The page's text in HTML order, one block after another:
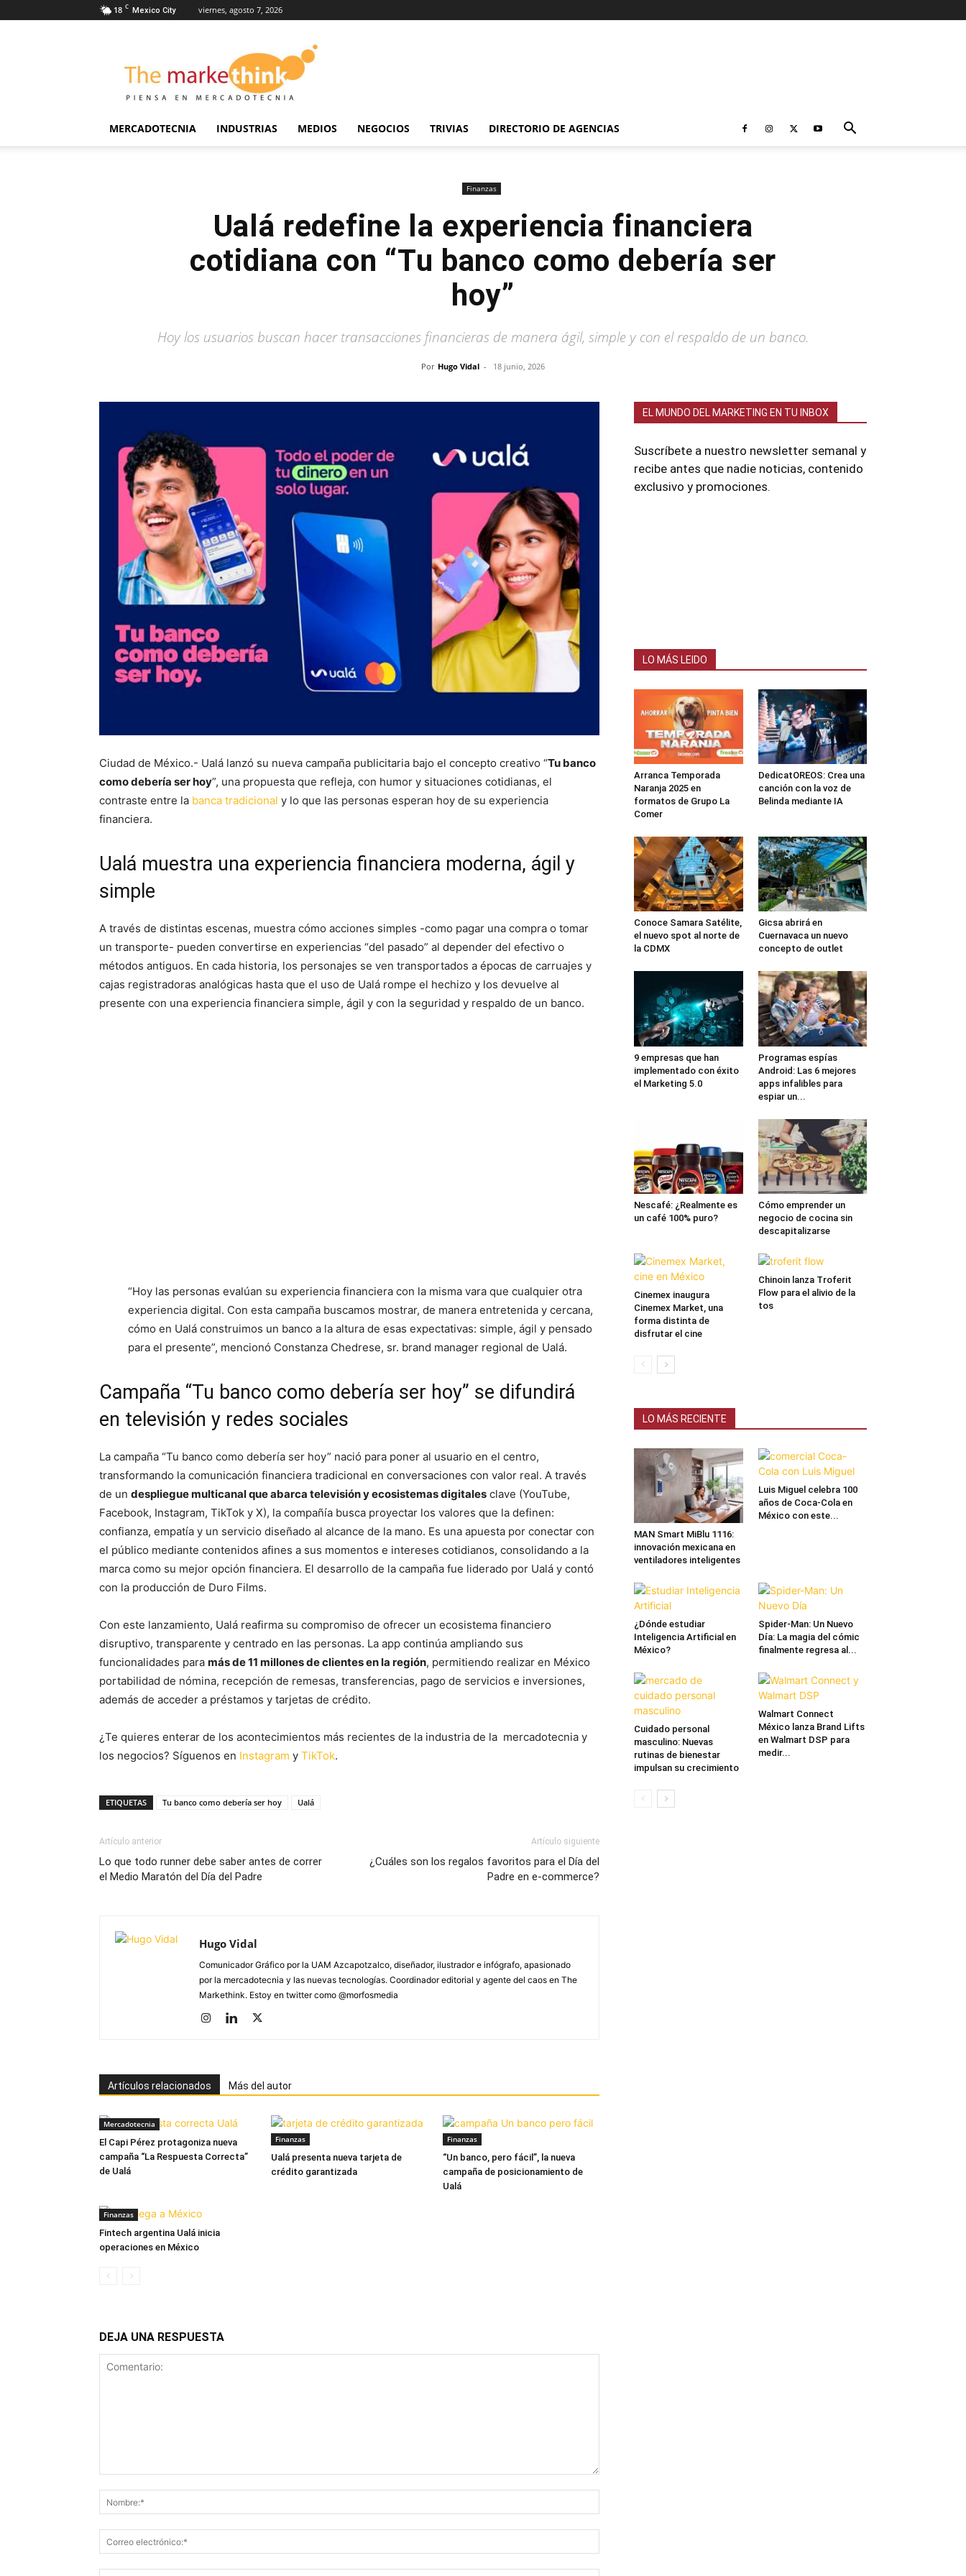
18 C Mexico City viernes, agosto 7, 2026
Markethink
MERCADOTECNIA INDUSTRIAS MEDIOS NEGOCIOS TRIVIAS DIRECTORIO DE AGENCIAS
Finanzas
Ualá redefine la experiencia financiera
cotidiana con “Tu banco como debería ser
hoy”
Hoy los usuarios buscan hacer transacciones financieras de manera ágil, simple y con el respaldo de un banco.
Por Hugo Vidal - 18 junio, 2026
Ciudad de México.- Ualá lanzó su nueva campaña publicitaria bajo el concepto creativo “Tu banco
como debería ser hoy”, una propuesta que refleja, con humor y situaciones cotidianas, el
contraste entre la banca tradicional y lo que las personas esperan hoy de su experiencia
financiera.
Ualá muestra una experiencia financiera moderna, ágil y
simple
A través de distintas escenas, muestra cómo acciones simples -como pagar una compra o tomar
un transporte- pueden convertirse en experiencias “del pasado” al depender del efectivo o
métodos antiguos. En cada historia, los personajes se ven transportados a épocas de carruajes y
cajas registradoras analógicas hasta que el uso de Ualá rompe el hechizo y los devuelve al
presente con una experiencia financiera simple, ágil y con la seguridad y respaldo de un banco.
“Hoy las personas evalúan su experiencia financiera con la misma vara que cualquier otra
experiencia digital. Con esta campaña buscamos mostrar, de manera entretenida y cercana,
cómo en Ualá construimos un banco a la altura de esas expectativas: simple, ágil y pensado
para el presente”, mencionó Constanza Chedrese, sr. brand manager regional de Ualá.
Campaña “Tu banco como debería ser hoy” se difundirá
en televisión y redes sociales
La campaña “Tu banco como debería ser hoy” nació para poner al usuario en el centro,
transformando la comunicación financiera tradicional en conversaciones con valor real. A través
de un despliegue multicanal que abarca televisión y ecosistemas digitales clave (YouTube,
Facebook, Instagram, TikTok y X), la compañía busca proyectar los valores que la definen:
confianza, empatía y un servicio diseñado al alcance de la mano. Es una apuesta por conectar con
el público mediante contenidos afines a sus momentos e intereses cotidianos, consolidando a la
marca como su mejor opción financiera. El desarrollo de la campaña fue liderado por Ualá y contó
con la producción de Duro Films.
Con este lanzamiento, Ualá reafirma su compromiso de ofrecer un ecosistema financiero
disruptivo, transparente y centrado en las personas. La app continúa ampliando sus
funcionalidades para más de 11 millones de clientes en la región, permitiendo realizar en México
portabilidad de nómina, recepción de remesas, transferencias, pago de servicios e inversiones,
además de acceder a préstamos y tarjetas de crédito.
¿Te quieres enterar de los acontecimientos más recientes de la industria de la mercadotecnia y
los negocios? Síguenos en Instagram y TikTok.
ETIQUETAS Tu banco como debería ser hoy Ualá
Artículo anterior
Lo que todo runner debe saber antes de correr
el Medio Maratón del Día del Padre
Artículo siguiente
¿Cuáles son los regalos favoritos para el Día del
Padre en e-commerce?
Hugo Vidal
Comunicador Gráfico por la UAM Azcapotzalco, diseñador, ilustrador e infógrafo, apasionado
por la mercadotecnia y las nuevas tecnologías. Coordinador editorial y agente del caos en The
Markethink. Estoy en twitter como @morfosmedia
Artículos relacionados Más del autor
Mercadotecnia
El Capi Pérez protagoniza nueva
campaña “La Respuesta Correcta”
de Ualá
Finanzas
Ualá presenta nueva tarjeta de
crédito garantizada
Finanzas
“Un banco, pero fácil”, la nueva
campaña de posicionamiento de
Ualá
Finanzas
Fintech argentina Ualá inicia
operaciones en México
DEJA UNA RESPUESTA
EL MUNDO DEL MARKETING EN TU INBOX
Suscríbete a nuestro newsletter semanal y
recibe antes que nadie noticias, contenido
exclusivo y promociones.
LO MÁS LEIDO
Arranca Temporada
Naranja 2025 en
formatos de Grupo La
Comer
DedicatOREOS: Crea una
canción con la voz de
Belinda mediante IA
Conoce Samara Satélite,
el nuevo spot al norte de
la CDMX
Gicsa abrirá en
Cuernavaca un nuevo
concepto de outlet
9 empresas que han
implementado con éxito
el Marketing 5.0
Programas espías
Android: Las 6 mejores
apps infalibles para
espiar un...
Nescafé: ¿Realmente es
un café 100% puro?
Cómo emprender un
negocio de cocina sin
descapitalizarse
Cinemex inaugura
Cinemex Market, una
forma distinta de
disfrutar el cine
Chinoin lanza Troferit
Flow para el alivio de la
tos
LO MÁS RECIENTE
MAN Smart MiBlu 1116:
innovación mexicana en
ventiladores inteligentes
Luis Miguel celebra 100
años de Coca-Cola en
México con este...
¿Dónde estudiar
Inteligencia Artificial en
México?
Spider-Man: Un Nuevo
Día: La magia del cómic
finalmente regresa al...
Cuidado personal
masculino: Nuevas
rutinas de bienestar
impulsan su crecimiento
Walmart Connect
México lanza Brand Lifts
en Walmart DSP para
medir...